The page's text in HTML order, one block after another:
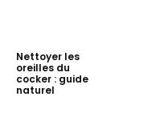
Nettoyer les
oreilles du
cocker : guide
naturel